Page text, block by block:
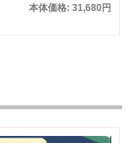
本体価格: 31,680円